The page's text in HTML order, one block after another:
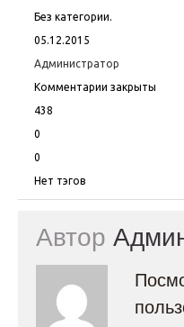
Без категории.
05.12.2015
Администратор
Комментарии закрыты
438
0
0
Нет тэгов
Автор